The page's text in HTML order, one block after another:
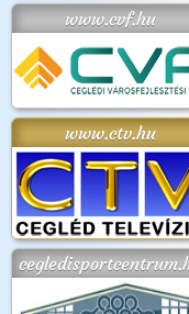
www.cvf.hu
www.ctv.hu